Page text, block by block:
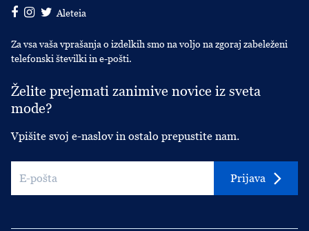
Aleteia
Za vsa vaša vprašanja o izdelkih smo na voljo na zgoraj zabeleženi
telefonski številki in e-pošti.
Želite prejemati zanimive novice iz sveta
mode?
Vpišite svoj e-naslov in ostalo prepustite nam.
Prijava